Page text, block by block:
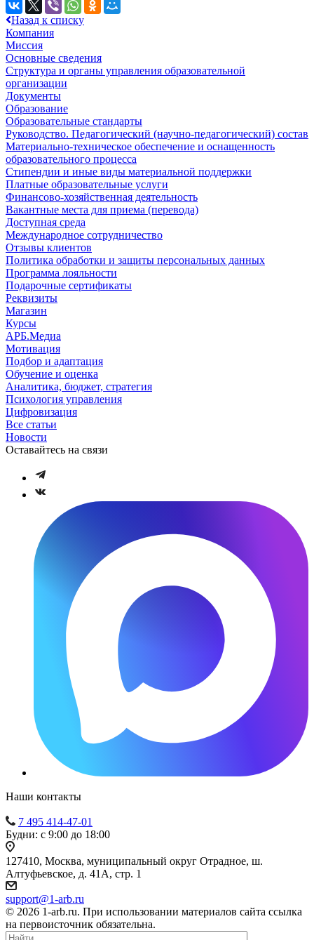
Назад к списку
Компания
Миссия
Основные сведения
Структура и органы управления образовательной
организации
Документы
Образование
Образовательные стандарты
Руководство. Педагогический (научно-педагогический) состав
Материально-техническое обеспечение и оснащенность
образовательного процесса
Стипендии и иные виды материальной поддержки
Платные образовательные услуги
Финансово-хозяйственная деятельность
Вакантные места для приема (перевода)
Доступная среда
Международное сотрудничество
Отзывы клиентов
Политика обработки и защиты персональных данных
Программа лояльности
Подарочные сертификаты
Реквизиты
Магазин
Курсы
АРБ.Медиа
Мотивация
Подбор и адаптация
Обучение и оценка
Аналитика, бюджет, стратегия
Психология управления
Цифровизация
Все статьи
Новости
Оставайтесь на связи
Наши контакты
7 495 414-47-01
Будни: с 9:00 до 18:00
127410, Москва, муниципальный округ Отрадное, ш.
Алтуфьевское, д. 41А, стр. 1
support@1-arb.ru
© 2026 1-arb.ru. При использовании материалов сайта ссылка
на первоисточник обязательна.